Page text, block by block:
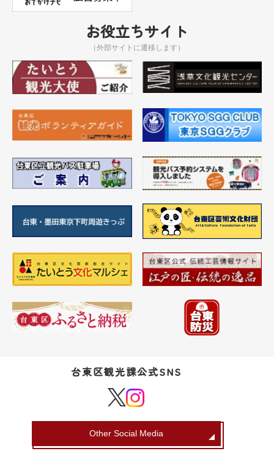
お役立ちサイト
（外部サイトに遷移します）
台東区観光課公式SNS
Other Social Media